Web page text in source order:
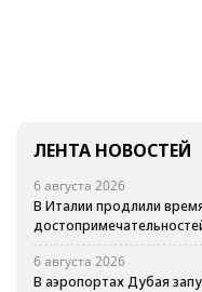
ЛЕНТА НОВОСТЕЙ
6 августа 2026
В Италии продлили
6 августа 2026
В аэропортах Дубая